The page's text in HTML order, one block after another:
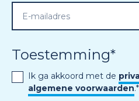
Toestemming*
Ik ga akkoord met de
algemene voorwaarden.*